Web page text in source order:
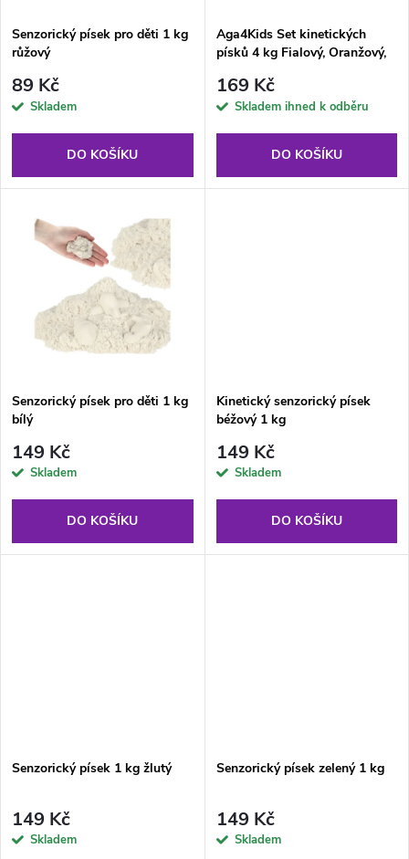
p
r
o
d
s
p
r
ů
Senzorický písek pro děti 1 kg
růžový
89 Kč
Skladem
DO KOŠÍKU
Aga4Kids Set kinetických
písků 4 kg Fialový, Oranžový,
169 Kč
Skladem ihned k odběru
DO KOŠÍKU
Senzorický písek pro děti 1 kg
bílý
149 Kč
Skladem
DO KOŠÍKU
Kinetický senzorický písek
béžový 1 kg
149 Kč
Skladem
DO KOŠÍKU
Senzorický písek 1 kg žlutý
149 Kč
Skladem
Senzorický písek zelený 1 kg
149 Kč
Skladem